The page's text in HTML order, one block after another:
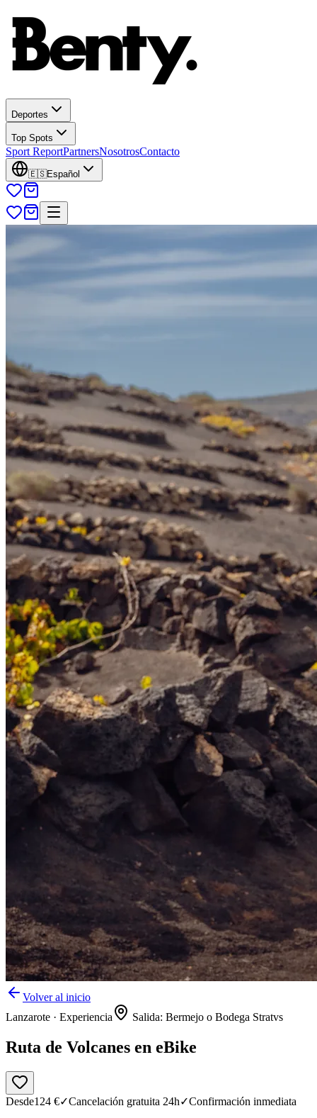
Deportes
Top Spots
Sport ReportPartnersNosotrosContacto
🇪🇸Español
Volver al inicio
Lanzarote · Experiencia Salida: Bermejo o Bodega Stratvs
Ruta de Volcanes en eBike
Desde124 €✓Cancelación gratuita 24h✓Confirmación inmediata